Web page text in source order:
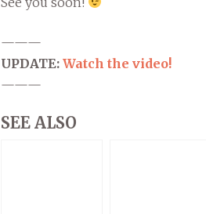
———
UPDATE: Watch the video!
———
SEE ALSO